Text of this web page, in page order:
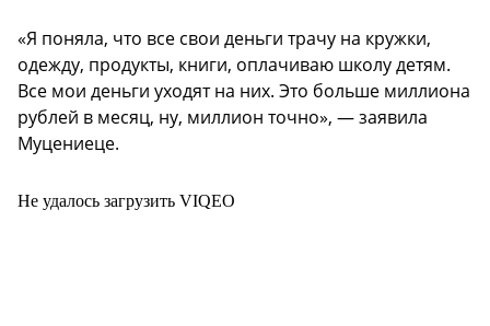
«Я поняла, что все свои деньги трачу на кружки,
одежду, продукты, книги, оплачиваю школу детям.
Все мои деньги уходят на них. Это больше миллиона
рублей в месяц, ну, миллион точно», — заявила
Муцениеце.
Не удалось загрузить VIQEO